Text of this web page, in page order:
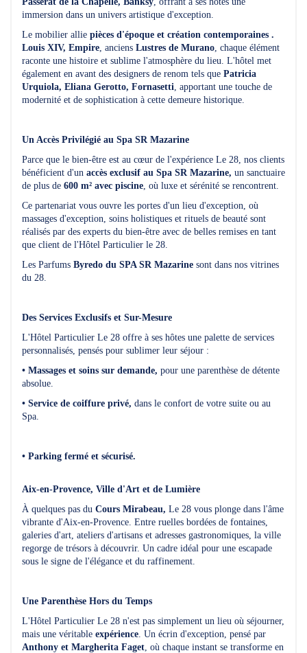
immersion dans un univers artistique d'exception.
Le mobilier allie pièces d'époque et création contemporaines .
Louis XIV, Empire , anciens Lustres de Murano , chaque élément
raconte une histoire et sublime l'atmosphère du lieu. L'hôtel met
également en avant des designers de renom tels que Patricia
Urquiola, Eliana Gerotto, Fornasetti , apportant une touche de
modernité et de sophistication à cette demeure historique.
Un Accès Privilégié au Spa SR Mazarine
Parce que le bien-être est au cœur de l'expérience Le 28, nos clients
bénéficient d'un accès exclusif au Spa SR Mazarine, un sanctuaire
de plus de 600 m² avec piscine , où luxe et sérénité se rencontrent.
Ce partenariat vous ouvre les portes d'un lieu d'exception, où
massages d'exception, soins holistiques et rituels de beauté sont
réalisés par des experts du bien-être avec de belles remises en tant
que client de l'Hôtel Particulier le 28.
Les Parfums Byredo du SPA SR Mazarine sont dans nos vitrines
du 28.
Des Services Exclusifs et Sur-Mesure
L'Hôtel Particulier Le 28 offre à ses hôtes une palette de services
personnalisés, pensés pour sublimer leur séjour :
• Massages et soins sur demande, pour une parenthèse de détente
absolue.
• Service de coiffure privé, dans le confort de votre suite ou au
Spa.
• Parking fermé et sécurisé.
Aix-en-Provence, Ville d'Art et de Lumière
À quelques pas du Cours Mirabeau, Le 28 vous plonge dans l'âme
vibrante d'Aix-en-Provence. Entre ruelles bordées de fontaines,
galeries d'art, ateliers d'artisans et adresses gastronomiques, la ville
regorge de trésors à découvrir. Un cadre idéal pour une escapade
sous le signe de l'élégance et du raffinement.
Une Parenthèse Hors du Temps
L'Hôtel Particulier Le 28 n'est pas simplement un lieu où séjourner,
mais une véritable expérience . Un écrin d'exception, pensé par
Anthony et Margherita Faget , où chaque instant se transforme en